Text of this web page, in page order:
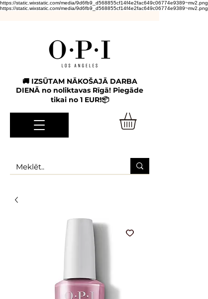
https://static.wixstatic.com/media/9d6fb9_d568855cf14f4e2fac649c06774e9389~mv2.png
https://static.wixstatic.com/media/9d6fb9_d568855cf14f4e2fac649c06774e9389~mv2.png
🚚 IZSŪTAM NĀKOŠAJĀ DARBA
DIENĀ no noliktavas Rīgā! Piegāde
tikai no 1 EUR!📦